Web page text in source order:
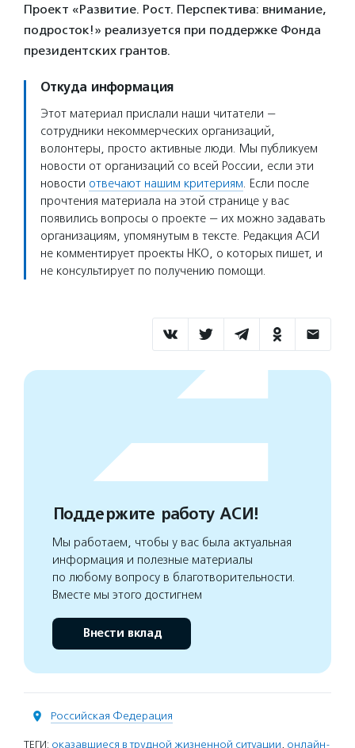
Проект «Развитие. Рост. Перспектива: внимание,
подросток!» реализуется при поддержке Фонда
президентских грантов.
Откуда информация
Этот материал прислали наши читатели —
сотрудники некоммерческих организаций,
волонтеры, просто активные люди. Мы публикуем
новости от организаций со всей России, если эти
новости отвечают нашим критериям. Если после
прочтения материала на этой странице у вас
появились вопросы о проекте — их можно задавать
организациям, упомянутым в тексте. Редакция АСИ
не комментирует проекты НКО, о которых пишет, и
не консультирует по получению помощи.
Поддержите работу АСИ!
Мы работаем, чтобы у вас была актуальная
информация и полезные материалы
по любому вопросу в благотворительности.
Вместе мы этого достигнем
Внести вклад
Российская Федерация
ТЕГИ: оказавшиеся в трудной жизненной ситуации, онлайн-